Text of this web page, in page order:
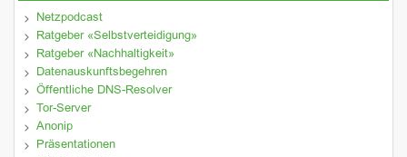
Netzpodcast
Ratgeber «Selbstverteidigung»
Ratgeber «Nachhaltigkeit»
Datenauskunftsbegehren
Öffentliche DNS-Resolver
Tor-Server
Anonip
Präsentationen